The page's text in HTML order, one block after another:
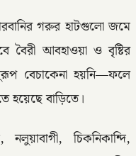
গরুর হাটগুলো জমে
আবহাওয়া ও বৃষ্টির
বেচাকেনা হয়নি—ফলে
হয়েছে বাড়িতে।
চিকনিকান্দি,